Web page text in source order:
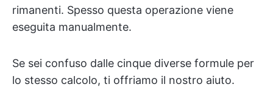
rimanenti. Spesso questa operazione viene
eseguita manualmente.
Se sei confuso dalle cinque diverse formule per
lo stesso calcolo, ti offriamo il nostro aiuto.